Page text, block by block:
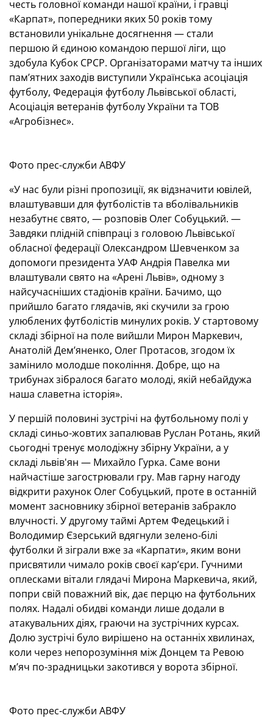
честь головної команди нашої країни, і гравці
«Карпат», попередники яких 50 років тому
встановили унікальне досягнення — стали
першою й єдиною командою першої ліги, що
здобула Кубок СРСР. Організаторами матчу та інших
пам’ятних заходів виступили Українська асоціація
футболу, Федерація футболу Львівської області,
Асоціація ветеранів футболу України та ТОВ
«Агробізнес».
Фото прес-служби АВФУ
«У нас були різні пропозиції, як відзначити ювілей,
влаштувавши для футболістів та вболівальників
незабутнє свято, — розповів Олег Собуцький. —
Завдяки плідній співпраці з головою Львівської
обласної федерації Олександром Шевченком за
допомоги президента УАФ Андрія Павелка ми
влаштували свято на «Арені Львів», одному з
найсучасніших стадіонів країни. Бачимо, що
прийшло багато глядачів, які скучили за грою
улюблених футболістів минулих років. У стартовому
складі збірної на поле вийшли Мирон Маркевич,
Анатолій Дем’яненко, Олег Протасов, згодом їх
замінило молодше покоління. Добре, що на
трибунах зібралося багато молоді, якій небайдужа
наша славетна історія».
У першій половині зустрічі на футбольному полі у
складі синьо-жовтих запалював Руслан Ротань, який
сьогодні тренує молодіжну збірну України, а у
складі львів'ян — Михайло Гурка. Саме вони
найчастіше загострювали гру. Мав гарну нагоду
відкрити рахунок Олег Собуцький, проте в останній
момент засновнику збірної ветеранів забракло
влучності. У другому таймі Артем Федецький і
Володимир Єзерський вдягнули зелено-білі
футболки й зіграли вже за «Карпати», яким вони
присвятили чимало років своєї кар’єри. Гучними
оплесками вітали глядачі Мирона Маркевича, який,
попри свій поважний вік, дає перцю на футбольних
полях. Надалі обидві команди лише додали в
атакувальних діях, граючи на зустрічних курсах.
Долю зустрічі було вирішено на останніх хвилинах,
коли через непорозуміння між Донцем та Ревою
м’яч по-зрадницьки закотився у ворота збірної.
Фото прес-служби АВФУ